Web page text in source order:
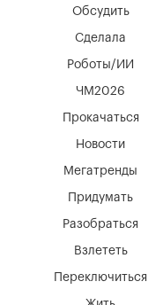
Мегатренды
Придумать
Разобраться
Взлететь
Новости
Переключиться
Обсудить
Сделала
Роботы/ИИ
ЧМ2026
Прокачаться